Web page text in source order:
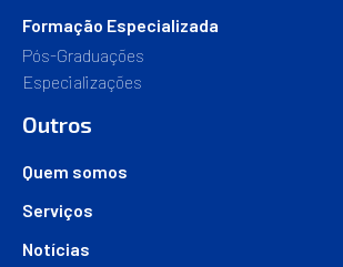
Formação Especializada
Pós-Graduações
Especializações
Outros
Quem somos
Serviços
Notícias